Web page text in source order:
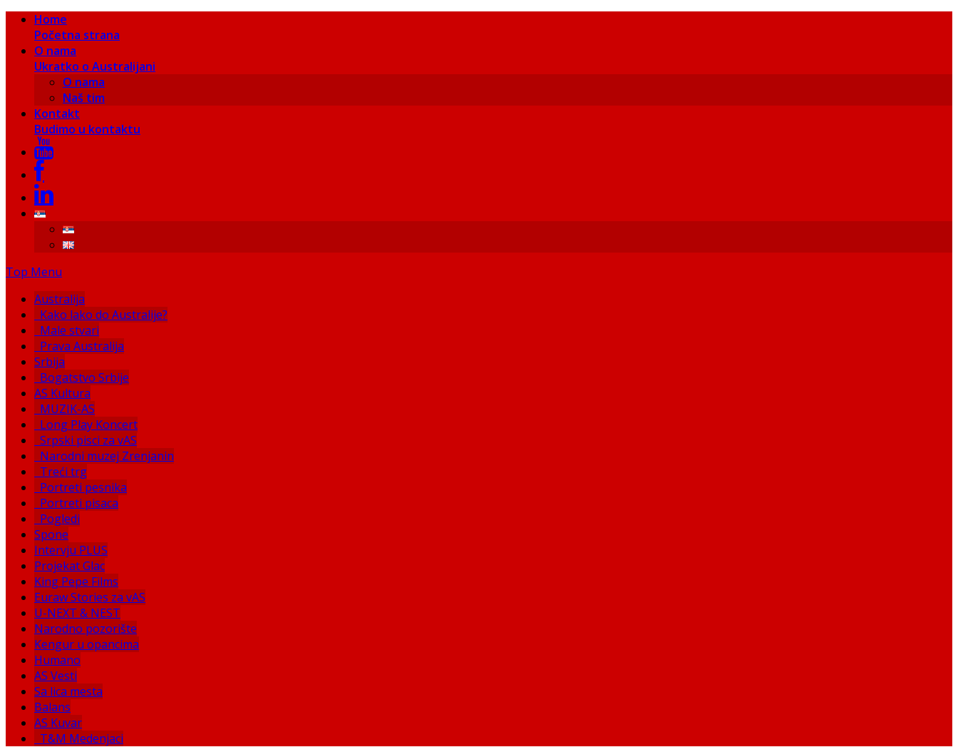
Home
Početna strana
O nama
Ukratko o Australijani
O nama
Naš tim
Kontakt
Budimo u kontaktu
Top Menu
Australija
Kako lako do Australije?
Male stvari
Prava Australija
Srbija
Bogatstvo Srbije
AS Kultura
MUZIK-AS
Long Play Koncert
Srpski pisci za vAS
Narodni muzej Zrenjanin
Treći trg
Portreti pesnika
Portreti pisaca
Pogledi
Spone
Intervju PLUS
Projekat Glac
King Pepe Films
Euraw Stories za vAS
U-NEXT & NEST
Narodno pozorište
Kengur u opancima
Humano
AS Vesti
Sa lica mesta
Balans
AS Kuvar
T&M Medenjaci